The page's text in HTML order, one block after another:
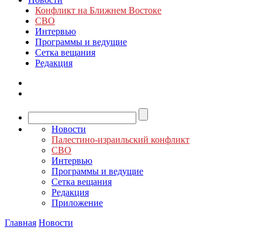
Конфликт на Ближнем Востоке
СВО
Интервью
Программы и ведущие
Сетка вещания
Редакция
Новости
Палестино-израильский конфликт
СВО
Интервью
Программы и ведущие
Сетка вещания
Редакция
Приложение
Главная Новости